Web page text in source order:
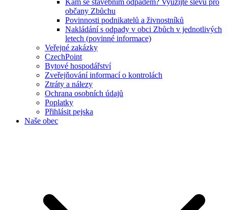
Kam se stavebním odpadem? Využijte slevu pro
občany Zbůchu
Povinnosti podnikatelů a živnostníků
Nakládání s odpady v obci Zbůch v jednotlivých
letech (povinné informace)
Veřejné zakázky
CzechPoint
Bytové hospodářství
Zveřejňování informací o kontrolách
Ztráty a nálezy
Ochrana osobních údajů
Poplatky
Přihlásit pejska
Naše obec